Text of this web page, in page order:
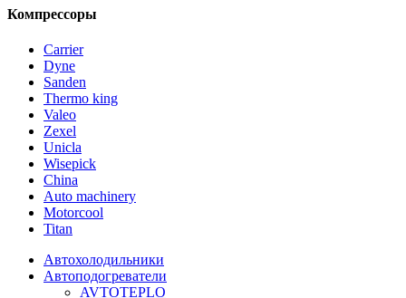
Компрессоры
Carrier
Dyne
Sanden
Thermo king
Valeo
Zexel
Unicla
Wisepick
China
Auto machinery
Motorcool
Titan
Автохолодильники
Автоподогреватели
AVTOTEPLO